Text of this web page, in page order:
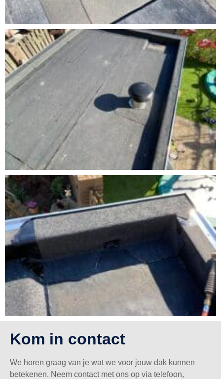
Kom in contact
We horen graag van je wat we voor jouw dak kunnen
betekenen. Neem contact met ons op via telefoon,